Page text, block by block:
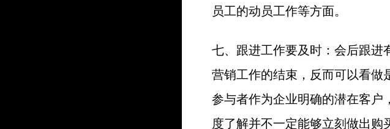
员工的动员工作等方面。
七、跟进工作要及时：会后跟
营销工作的结束，反而可以看
参与者作为企业明确的潜在客
度了解并不一定能够立刻做出